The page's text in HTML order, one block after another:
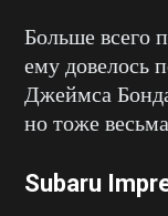
Больше всего
ему довелось
Джеймса
но тоже
Subaru